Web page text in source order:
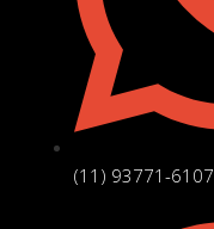
(11) 93771-6107